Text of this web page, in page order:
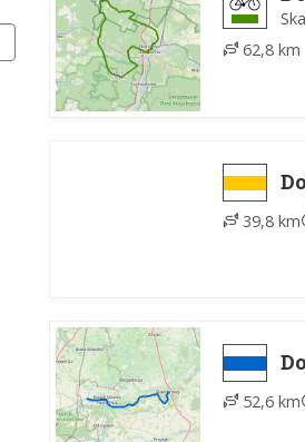
62,8 km
39,8 km
52,6 km